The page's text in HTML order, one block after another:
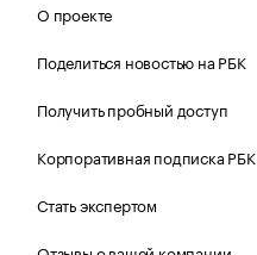
О проекте
Поделиться новостью на РБК
Получить пробный доступ
Корпоративная подписка РБК
Стать экспертом